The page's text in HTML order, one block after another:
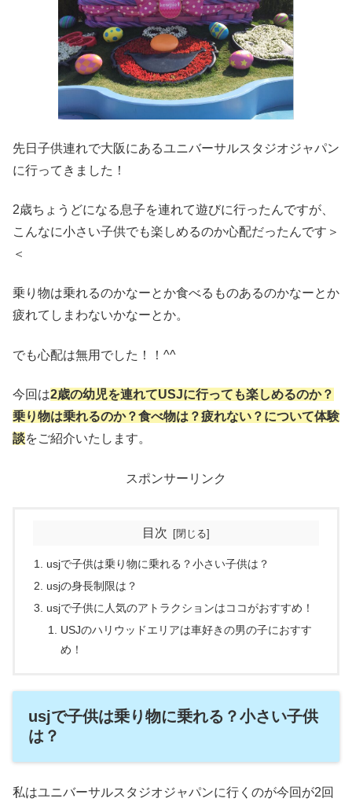
先日子供連れで大阪にあるユニバーサルスタジオジャパン
に行ってきました！
2歳ちょうどになる息子を連れて遊びに行ったんですが、
こんなに小さい子供でも楽しめるのか心配だったんです＞
＜
乗り物は乗れるのかなーとか食べるものあるのかなーとか
疲れてしまわないかなーとか。
でも心配は無用でした！！^^
今回は2歳の幼児を連れてUSJに行っても楽しめるのか？
乗り物は乗れるのか？食べ物は？疲れない？について体験
談をご紹介いたします。
スポンサーリンク
目次
usjで子供は乗り物に乗れる？小さい子供は？
usjの身長制限は？
usjで子供に人気のアトラクションはココがおすすめ！
USJのハリウッドエリアは車好きの男の子におすす
め！
usjで子供は乗り物に乗れる？小さい子供
は？
私はユニバーサルスタジオジャパンに行くのが今回が2回